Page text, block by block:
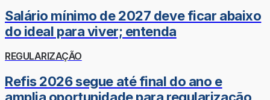
Salário mínimo de 2027 deve ficar abaixo
do ideal para viver; entenda
REGULARIZAÇÃO
Refis 2026 segue até final do ano e
amplia oportunidade para regularização